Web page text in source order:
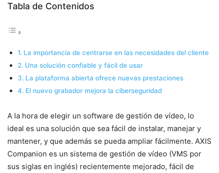
Tabla de Contenidos
La importancia de centrarse en las necesidades del cliente
Una solución confiable y fácil de usar
La plataforma abierta ofrece nuevas prestaciones
El nuevo grabador mejora la ciberseguridad
A la hora de elegir un software de gestión de vídeo, lo
ideal es una solución que sea fácil de instalar, manejar y
mantener, y que además se pueda ampliar fácilmente. AXIS
Companion es un sistema de gestión de vídeo (VMS por
sus siglas en inglés) recientemente mejorado, fácil de